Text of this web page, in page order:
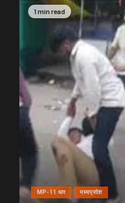
1 min read
MP-11 धार मध्यप्रदेश